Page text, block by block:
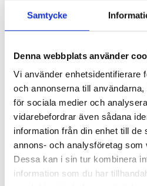
Samtycke
Denna webbplats använder
Vi använder enhetsidentifierare
och annonserna till
för sociala medier och
vidarebefordrar även sådana
information från din enhet till de
annons- och analysföretag som
Dessa kan i sin tur kombinera
information som du har
29 950
Quantity